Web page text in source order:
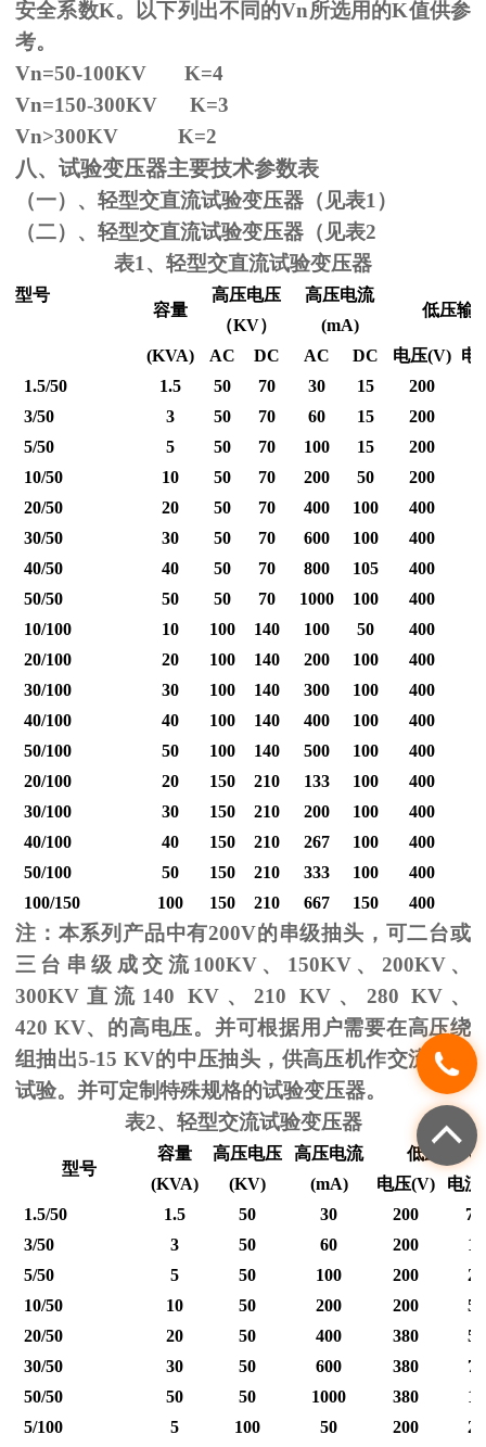
安全系数K。以下列出不同的Vn所选用的K值供参
考。
Vn=50-100KV K=4
Vn=150-300KV K=3
Vn>300KV K=2
八、试验变压器主要技术参数表
（一）、轻型交直流试验变压器（见表1）
（二）、轻型交直流试验变压器（见表2
表1、轻型交直流试验变压器
型号
容量
高压电压
（KV）
高压电流
(mA)
低压输
(KVA) AC DC AC DC 电压(V) 电
1.5/50
1.5 50 70 30 15 200
3/50
3 50 70 60 15 200
5/50
5 50 70 100 15 200
10/50
10 50 70 200 50 200
20/50
20 50 70 400 100 400
30/50
30 50 70 600 100 400
40/50
40 50 70 800 105 400
50/50
50 50 70 1000 100 400
10/100
10 100 140 100 50 400
20/100
20 100 140 200 100 400
30/100
30 100 140 300 100 400
40/100
40 100 140 400 100 400
50/100
50 100 140 500 100 400
20/100
20 150 210 133 100 400
30/100
30 150 210 200 100 400
40/100
40 150 210 267 100 400
50/100
50 150 210 333 100 400
100/150
100 150 210 667 150 400
注：本系列产品中有200V的串级抽头，可二台或
三台串级成交流100KV、 150KV、 200KV、
300KV 直流 140 KV、210 KV 、 280 KV 、
420 KV、的高电压。并可根据用户需要在高压绕
组抽出5-15 KV的中压抽头，供高压机作交流耐压
试验。并可定制特殊规格的试验变压器。
表2、轻型交流试验变压器
型号
容量 高压电压 高压电流
低压输入
(KVA)
(KV) (mA) 电压(V) 电流
1.5/50
1.5 50 30 200
7.5
3/50
3 50 60 200
15
5/50
5 50 100 200
25
10/50
10 50 200 200
50
20/50
20 50 400 380
53
30/50
30 50 600 380
79
50/50
50 50 1000 380
12
5/100
5 100 50 200
25